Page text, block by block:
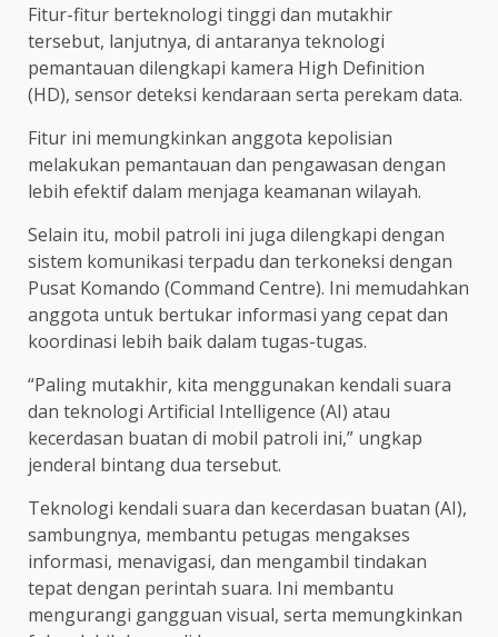
Fitur-fitur berteknologi tinggi dan mutakhir
tersebut, lanjutnya, di antaranya teknologi
pemantauan dilengkapi kamera High Definition
(HD), sensor deteksi kendaraan serta perekam data.
Fitur ini memungkinkan anggota kepolisian
melakukan pemantauan dan pengawasan dengan
lebih efektif dalam menjaga keamanan wilayah.
Selain itu, mobil patroli ini juga dilengkapi dengan
sistem komunikasi terpadu dan terkoneksi dengan
Pusat Komando (Command Centre). Ini memudahkan
anggota untuk bertukar informasi yang cepat dan
koordinasi lebih baik dalam tugas-tugas.
“Paling mutakhir, kita menggunakan kendali suara
dan teknologi Artificial Intelligence (AI) atau
kecerdasan buatan di mobil patroli ini,” ungkap
jenderal bintang dua tersebut.
Teknologi kendali suara dan kecerdasan buatan (AI),
sambungnya, membantu petugas mengakses
informasi, menavigasi, dan mengambil tindakan
tepat dengan perintah suara. Ini membantu
mengurangi gangguan visual, serta memungkinkan